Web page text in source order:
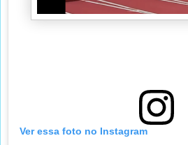
Ver essa foto no Instagram